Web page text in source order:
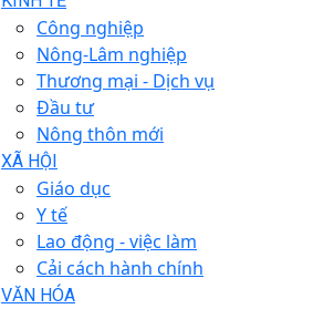
Công nghiệp
Nông-Lâm nghiệp
Thương mại - Dịch vụ
Đầu tư
Nông thôn mới
XÃ HỘI
Giáo dục
Y tế
Lao động - việc làm
Cải cách hành chính
VĂN HÓA